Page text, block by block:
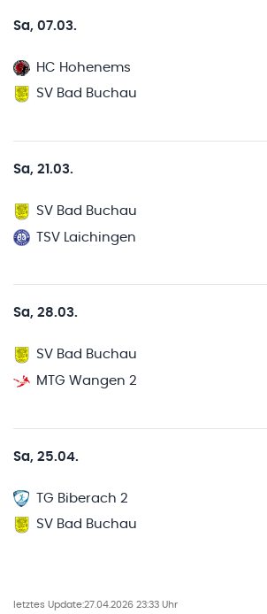
Sa, 07.03.
HC Hohenems
SV Bad Buchau
Sa, 21.03.
SV Bad Buchau
TSV Laichingen
Sa, 28.03.
SV Bad Buchau
MTG Wangen 2
Sa, 25.04.
TG Biberach 2
SV Bad Buchau
letztes Update:27.04.2026 23:33 Uhr